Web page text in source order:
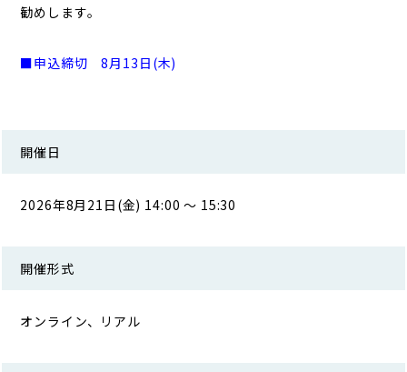
勧めします。
■申込締切 8月13 日(木)
開催日
2026年8月21日(金) 14:00 ～ 15:30
開催形式
オンライン、リアル